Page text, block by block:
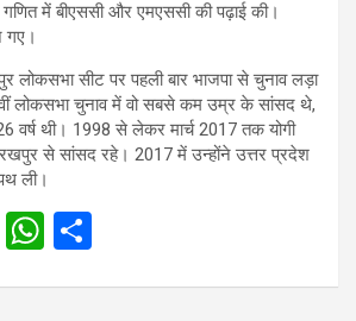
गणित में बीएससी और एमएससी की पढ़ाई की।
गए।
लोकसभा सीट पर पहली बार भाजपा से चुनाव लड़ा
लोकसभा चुनाव में वो सबसे कम उम्र के सांसद थे,
वर्ष थी। 1998 से लेकर मार्च 2017 तक योगी
से सांसद रहे। 2017 में उन्होंने उत्तर प्रदेश
ली।
E
W